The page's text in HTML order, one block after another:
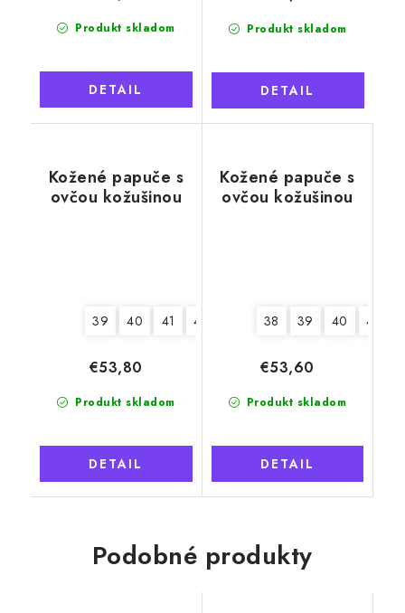
Produkt skladom
DETAIL
Produkt skladom
DETAIL
Kožené papuče s
ovčou kožušinou
39 40 41 42 44 45 46
Produkt skladom
€53,80
DETAIL
Kožené papuče s
ovčou kožušinou
38 39 40 41
Produkt skladom
€53,60
DETAIL
Podobné produkty